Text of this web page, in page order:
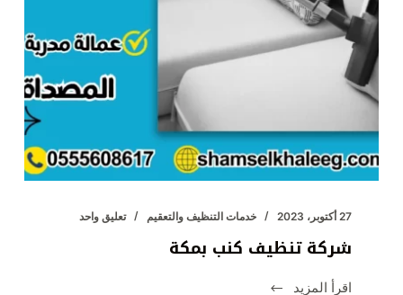
27 أكتوبر، 2023 خدمات التنظيف والتعقيم تعليق واحد
شركة تنظيف كنب بمكة
اقرأ المزيد